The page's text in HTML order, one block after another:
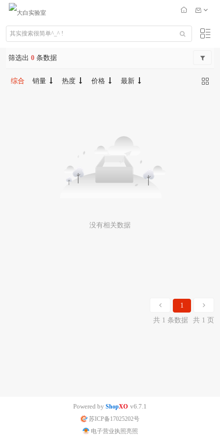
筛选出 0 条数据
综合 销量 热度 价格 最新
没有相关数据
1
共 1 条数据
共 1 页
Powered by ShopXO v6.7.1
苏ICP备17025202号
电子营业执照亮照